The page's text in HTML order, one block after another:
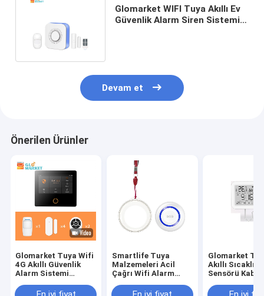
Glomarket WIFI Tuya Akıllı Ev
Güvenlik Alarm Siren Sistemi
Devam et
Önerilen Ürünler
Glomarket Tuya Wifi
4G Akıllı Güvenlik
Alarm Sistemi
Siren
Smartlife Tuya
Malzemeleri Acil
Çağrı Wifi Alarm
Uzaktan Kumanda
Glomarket
Akıllı Sıcaklık
Sensörü
Higrometre